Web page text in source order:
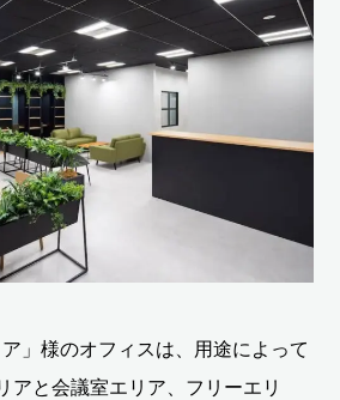
ア」様のオフィスは、用途によって
アと会議室エリア、フリーエリ